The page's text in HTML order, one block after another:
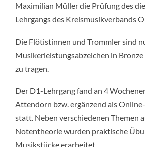
Maximilian Müller die Prüfung des
Lehrgangs des Kreismusikverbands
Die Flötistinnen und Trommler sind
Musikerleistungsabzeichen in
zu tragen.
Der D1-Lehrgang fand an 4
Attendorn bzw. ergänzend als
statt. Neben verschiedenen Themen
Notentheorie wurden praktische
Musikstücke erarbeitet.